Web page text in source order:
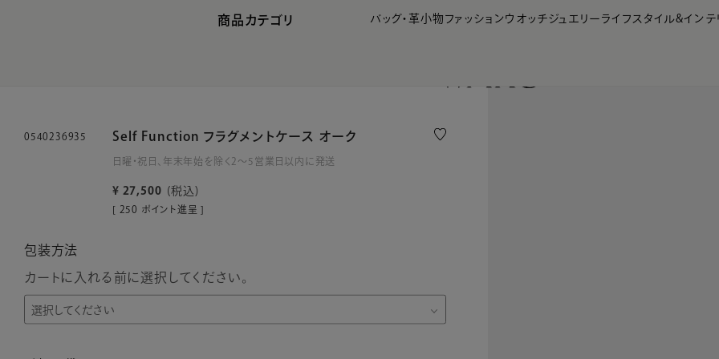
商品カテゴリ バッグ・革小物 ファッションウオッチジュエリー ライフスタイル&インテ
0540236935 Self Function フラグメントケース オーク
日曜・祝日、年末年始を除く2～5営業日以内に発送
¥ 27,500 税込
[ 250 ポイント進呈 ]
包装方法
カートに入れる前に選択してください。